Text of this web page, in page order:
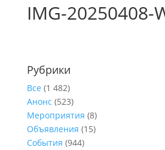
IMG-20250408-
Рубрики
Все (1 482)
Анонс (523)
Мероприятия (8)
Объявления (15)
События (944)